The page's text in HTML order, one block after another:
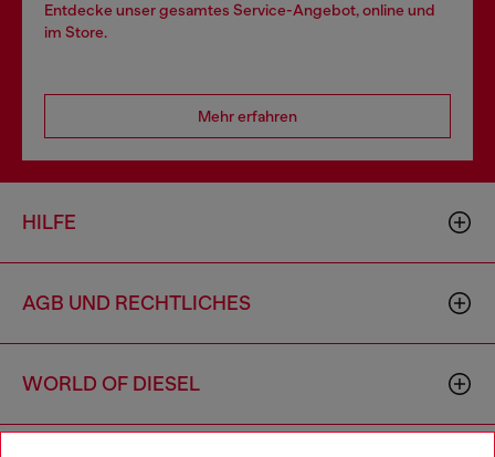
Entdecke unser gesamtes Service-Angebot, online und
im Store.
Mehr erfahren
HILFE
AGB UND RECHTLICHES
WORLD OF DIESEL